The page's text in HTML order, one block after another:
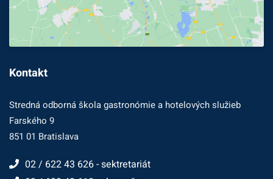
Kontakt
Stredná odborná škola gastronómie a hotelových služieb
Farského 9
851 01 Bratislava
02 / 622 43 626 - sektretariát